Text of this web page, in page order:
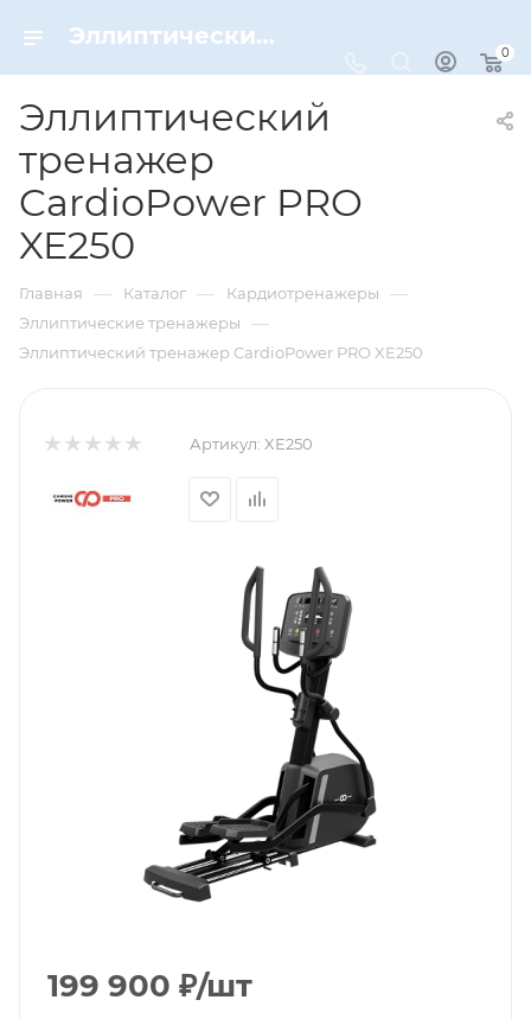
Эллиптический тренажер CardioPower PRO XE250 – купить по цене 199900 руб. в интернет-магазине Dynamic-Sport
0
Эллиптический
тренажер
CardioPower PRO
XE250
Главная — Каталог — Кардиотренажеры —
Эллиптические тренажеры —
Эллиптический тренажер CardioPower PRO XE250
Артикул: XE250
199 900 ₽/шт